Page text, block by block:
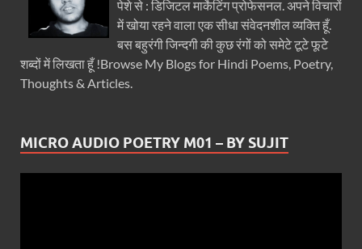
पेशे से : डिजिटल मार्केटिंग प्रोफेसनल. अपने विचारों
में खोया रहने वाला एक सीधा संवेदनशील व्यक्ति हूँ.
बस बहुरंगी जिन्दगी की कुछ रंगों को समेटे टूटे फूटे
शब्दों में लिखता हूँ !Browse My Blogs for Hindi Poems, Poetry,
Thoughts & Articles.
MICRO AUDIO POETRY M01 – BY SUJIT